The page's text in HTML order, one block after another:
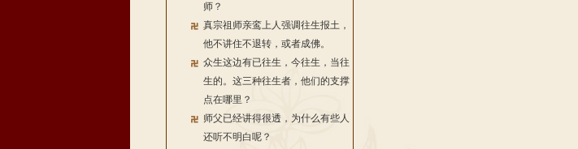
师？
真宗祖师亲鸾上人强调往生报土，
他不讲住不退转，或者成佛。
众生这边有已往生，今往生，当往
生的。这三种往生者，他们的支撑
点在哪里？
师父已经讲得很透，为什么有些人
还听不明白呢？